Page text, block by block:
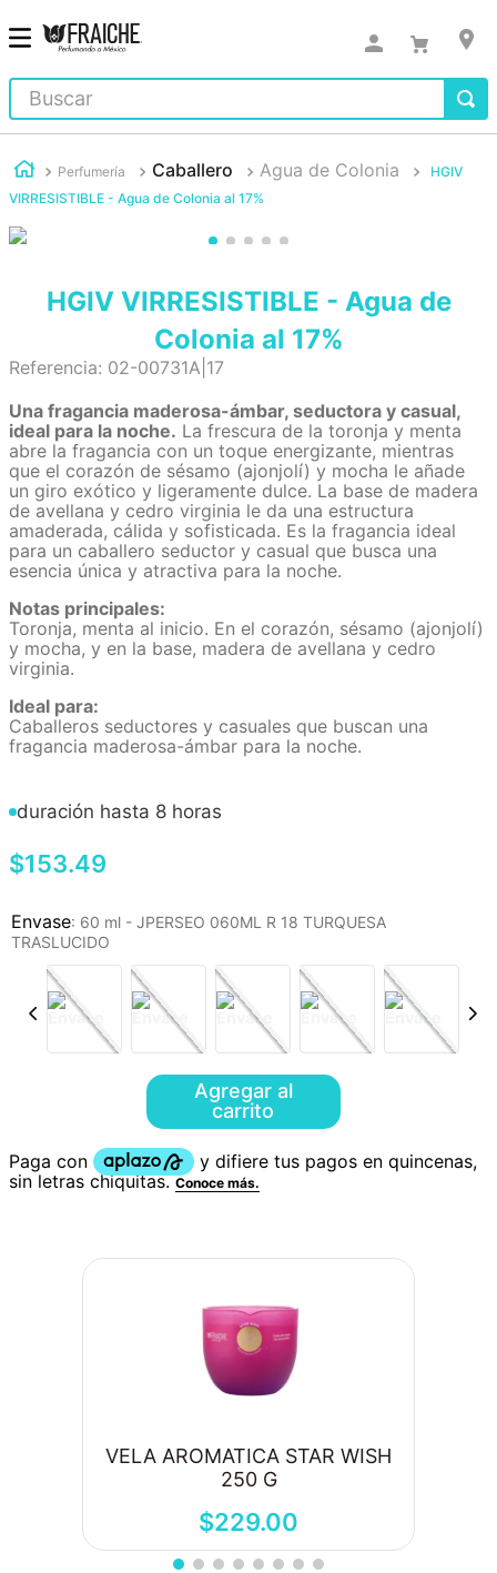
Buscar
Perfumería Caballero Agua de Colonia
HGIV
VIRRESISTIBLE - Agua de Colonia al 17%
HGIV VIRRESISTIBLE - Agua de
Colonia al 17%
Referencia: 02-00731A|17
Una fragancia maderosa-ámbar, seductora y casual,
ideal para la noche. La frescura de la toronja y menta
abre la fragancia con un toque energizante, mientras
que el corazón de sésamo (ajonjolí) y mocha le añade
un giro exótico y ligeramente dulce. La base de madera
de avellana y cedro virginia le da una estructura
amaderada, cálida y sofisticada. Es la fragancia ideal
para un caballero seductor y casual que busca una
esencia única y atractiva para la noche.
Notas principales:
Toronja, menta al inicio. En el corazón, sésamo (ajonjolí)
y mocha, y en la base, madera de avellana y cedro
virginia.
Ideal para:
Caballeros seductores y casuales que buscan una
fragancia maderosa-ámbar para la noche.
duración hasta 8 horas
$153.49
: 60 ml - JPERSEO 060ML R 18 TURQUESA
TRASLUCIDO
Agregar al
carrito
VELA AROMATICA STAR WISH
250 G
$229.00